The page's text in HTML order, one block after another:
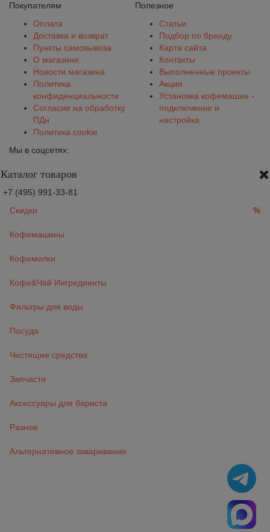
Покупателям
Оплата
Доставка и возврат
Пункты самовывоза
О магазине
Новости магазина
Политика
конфиденциальности
Согласие на обработку
ПДн
Политика cookie
Полезное
Статьи
Подбор по бренду
Карта сайта
Контакты
Выполненные проекты
Акция
Установка кофемашин -
подключение и
настройка
Мы в соцсетях:
Каталог товаров
+7 (495) 991-33-81
Скидки
%
Кофемашины
Кофемолки
Кофе&Чай Ингредиенты
Фильтры для воды
Посуда
Чистящие средства
Запчасти
Аксессуары для бариста
Разное
Альтернативное заваривание